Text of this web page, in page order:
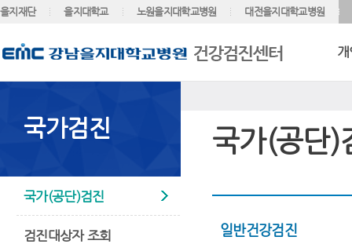
을지재단 을지대학교 노원을지대학교병원 대전을지대학교병원
국가검진
국가(공단)검진
검진대상자 조회
국가(공단)
일반건강검진